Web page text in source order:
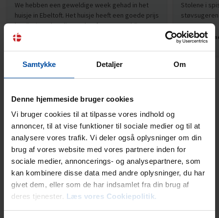
Samtykke Detaljer Om
Denne hjemmeside bruger cookies
Vi bruger cookies til at tilpasse vores indhold og
annoncer, til at vise funktioner til sociale medier og til at
analysere vores trafik. Vi deler også oplysninger om din
brug af vores website med vores partnere inden for
sociale medier, annoncerings- og analysepartnere, som
kan kombinere disse data med andre oplysninger, du har
givet dem, eller som de har indsamlet fra din brug af
deres tjenester. Læs vores Cookiepolitik.
We hebben een geweldige week gehad in het
huisje in Ebeltoft. Het huisje heeft een goede prijs
kwaliteit verhouding en heeft een geweldige
ligging. Veel plezier beleefd aan de grote tuin
avond bezorgd. Het enige wat we in het huis
gemist hebben was een goed werkende
Vis mere
Danmark
Stolene i
Lejeinformation
Bureau
Ebeltoft Feriehusudlejning